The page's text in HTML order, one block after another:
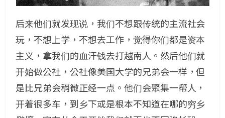
后来他们就发现说，我们不想跟传统的主流社会
玩，不想上学，不想去工作，觉得你们都是资本
主义，拿我们的血汗钱去打越南人。然后他们就
开始做公社，公社像美国大学的兄弟会一样，但
是比兄弟会稍微正经一点。他们会聚集一帮人，
开着很多车，到乡下或是根本不知道在哪的穷乡